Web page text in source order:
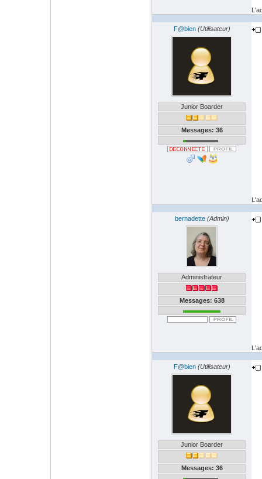
F@bien (Utilisateur)
Junior Boarder
Messages: 36
bernadette (Admin)
Administrateur
Messages: 638
F@bien (Utilisateur)
Junior Boarder
Messages: 36